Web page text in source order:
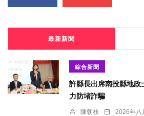
最新新聞
綜合新聞
許縣長出席南投縣地政
力防堵詐騙
陳朝枝 2026年八